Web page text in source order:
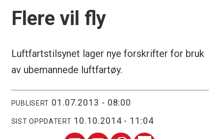
Flere vil fly
Luftfartstilsynet lager nye forskrifter for bruk
av ubemannede luftfartøy.
PUBLISERT 01.07.2013 - 08:00
SIST OPPDATERT 10.10.2014 - 11:04